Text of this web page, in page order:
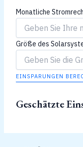
Monatliche
Größe des
EINSPARUNGEN
Geschätzte